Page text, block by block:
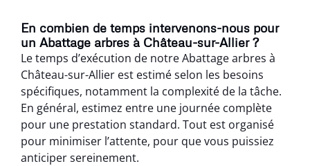
En combien de temps intervenons-nous pour
un Abattage arbres à Château-sur-Allier ?
Le temps d’exécution de notre Abattage arbres à
Château-sur-Allier est estimé selon les besoins
spécifiques, notamment la complexité de la tâche.
En général, estimez entre une journée complète
pour une prestation standard. Tout est organisé
pour minimiser l’attente, pour que vous puissiez
anticiper sereinement.